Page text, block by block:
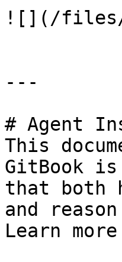
![](/files/
---
# Agent
This
GitBook
that both
and
Learn